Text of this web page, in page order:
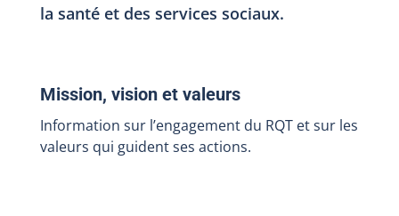
la santé et des services sociaux.
Mission, vision et valeurs
Information sur l’engagement du RQT et sur les
valeurs qui guident ses actions.